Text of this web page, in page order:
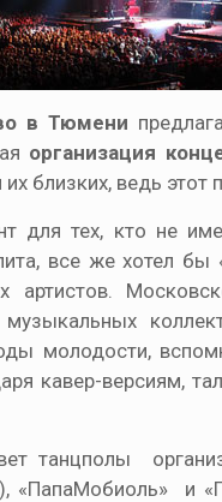
в Тюмени
организация
близких, ведь
для тех, кто не
все же хотел
артистов.
молодости,
кавер-версиям,
танцполы
«ПапаМобиоль» и